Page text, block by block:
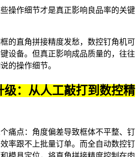
操作细节才是真正影响良品率的关键
的直角拼接精度发愁，数控钉角机可
设备。但真正影响成品质量的，往往
的操作细节。
级：从人工敲打到数控精
痛点：角度偏差导致框体不平整、钉
率跟不上批量订单。而全自动数控钉